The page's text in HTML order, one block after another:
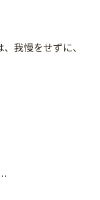
我慢をせずに、